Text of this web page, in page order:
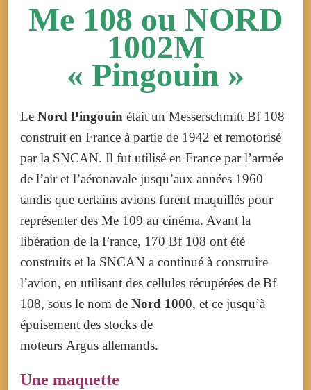
Me 108 ou NORD
1002M
« Pingouin »
Le Nord Pingouin était un Messerschmitt Bf 108
construit en France à partie de 1942 et remotorisé
par la SNCAN. Il fut utilisé en France par l’armée
de l’air et l’aéronavale jusqu’aux années 1960
tandis que certains avions furent maquillés pour
représenter des Me 109 au cinéma. Avant la
libération de la France, 170 Bf 108 ont été
construits et la SNCAN a continué à construire
l’avion, en utilisant des cellules récupérées de Bf
108, sous le nom de Nord 1000, et ce jusqu’à
épuisement des stocks de
moteurs Argus allemands.
Une maquette